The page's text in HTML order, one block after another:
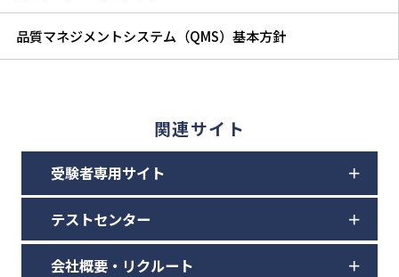
品質マネジメントシステム（QMS）基本方針
関連サイト
受験者専用サイト
テストセンター
会社概要・リクルート